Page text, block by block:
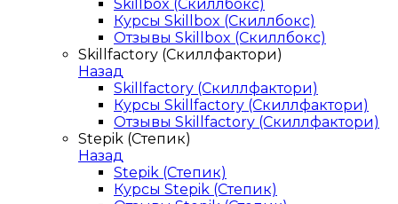
Skillbox (Скиллбокс)
Курсы Skillbox (Скиллбокс)
Отзывы Skillbox (Скиллбокс)
Skillfactory (Скиллфактори)
Назад
Skillfactory (Скиллфактори)
Курсы Skillfactory (Скиллфактори)
Отзывы Skillfactory (Скиллфактори)
Stepik (Степик)
Назад
Stepik (Степик)
Курсы Stepik (Степик)